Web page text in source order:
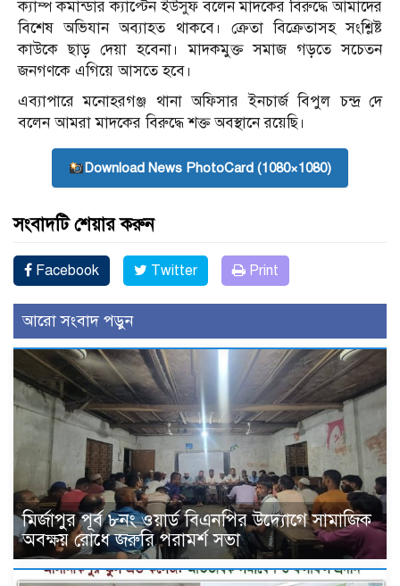
ক্যাম্প কমান্ডার ক্যাপ্টেন ইউসুফ বলেন মাদকের বিরুদ্ধে আমাদের
বিশেষ অভিযান অব্যাহত থাকবে। ক্রেতা বিক্রেতাসহ সংশ্লিষ্ট
কাউকে ছাড় দেয়া হবেনা। মাদকমুক্ত সমাজ গড়তে সচেতন
জনগণকে এগিয়ে আসতে হবে।
এব্যাপারে মনোহরগঞ্জ থানা অফিসার ইনচার্জ বিপুল চন্দ্র দে
বলেন আমরা মাদকের বিরুদ্ধে শক্ত অবস্থানে রয়েছি।
Download News PhotoCard (1080×1080)
সংবাদটি শেয়ার করুন
Facebook Twitter Print
আরো সংবাদ পড়ুন
মির্জাপুর পূর্ব ৮নং ওয়ার্ড বিএনপির উদ্যোগে সামাজিক
অবক্ষয় রোধে জরুরি পরামর্শ সভা